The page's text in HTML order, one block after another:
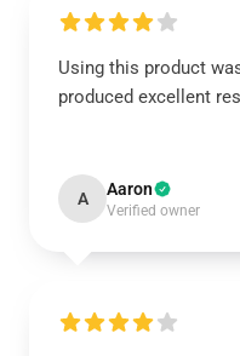
Using this product
produced excellent
A Aaron
Verified owner